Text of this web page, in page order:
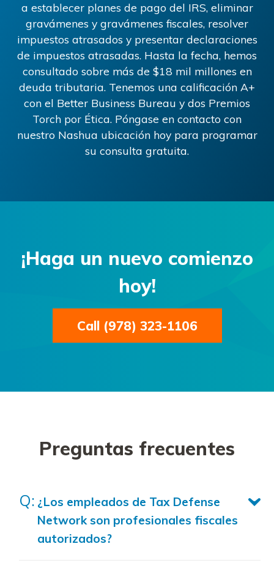
a establecer planes de pago del IRS, eliminar
gravámenes y gravámenes fiscales, resolver
impuestos atrasados ​​y presentar declaraciones
de impuestos atrasadas. Hasta la fecha, hemos
consultado sobre más de $18 mil millones en
deuda tributaria. Tenemos una calificación A+
con el Better Business Bureau y dos Premios
Torch por Ética. Póngase en contacto con
nuestro Nashua ubicación hoy para programar
su consulta gratuita.
¡Haga un nuevo comienzo
hoy!
Call (978) 323-1106
Preguntas frecuentes
¿Los empleados de Tax Defense
Network son profesionales fiscales
autorizados?